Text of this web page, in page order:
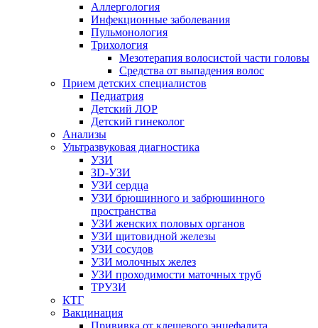
Аллергология
Инфекционные заболевания
Пульмонология
Трихология
Мезотерапия волосистой части головы
Средства от выпадения волос
Прием детских специалистов
Педиатрия
Детский ЛОР
Детский гинеколог
Анализы
Ультразвуковая диагностика
УЗИ
3D-УЗИ
УЗИ сердца
УЗИ брюшинного и забрюшинного
пространства
УЗИ женских половых органов
УЗИ щитовидной железы
УЗИ сосудов
УЗИ молочных желез
УЗИ проходимости маточных труб
ТРУЗИ
КТГ
Вакцинация
Прививка от клещевого энцефалита